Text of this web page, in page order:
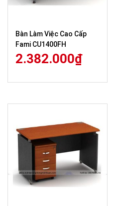
Bàn Làm Việc Cao Cấp
Fami CU1400FH
2.382.000₫